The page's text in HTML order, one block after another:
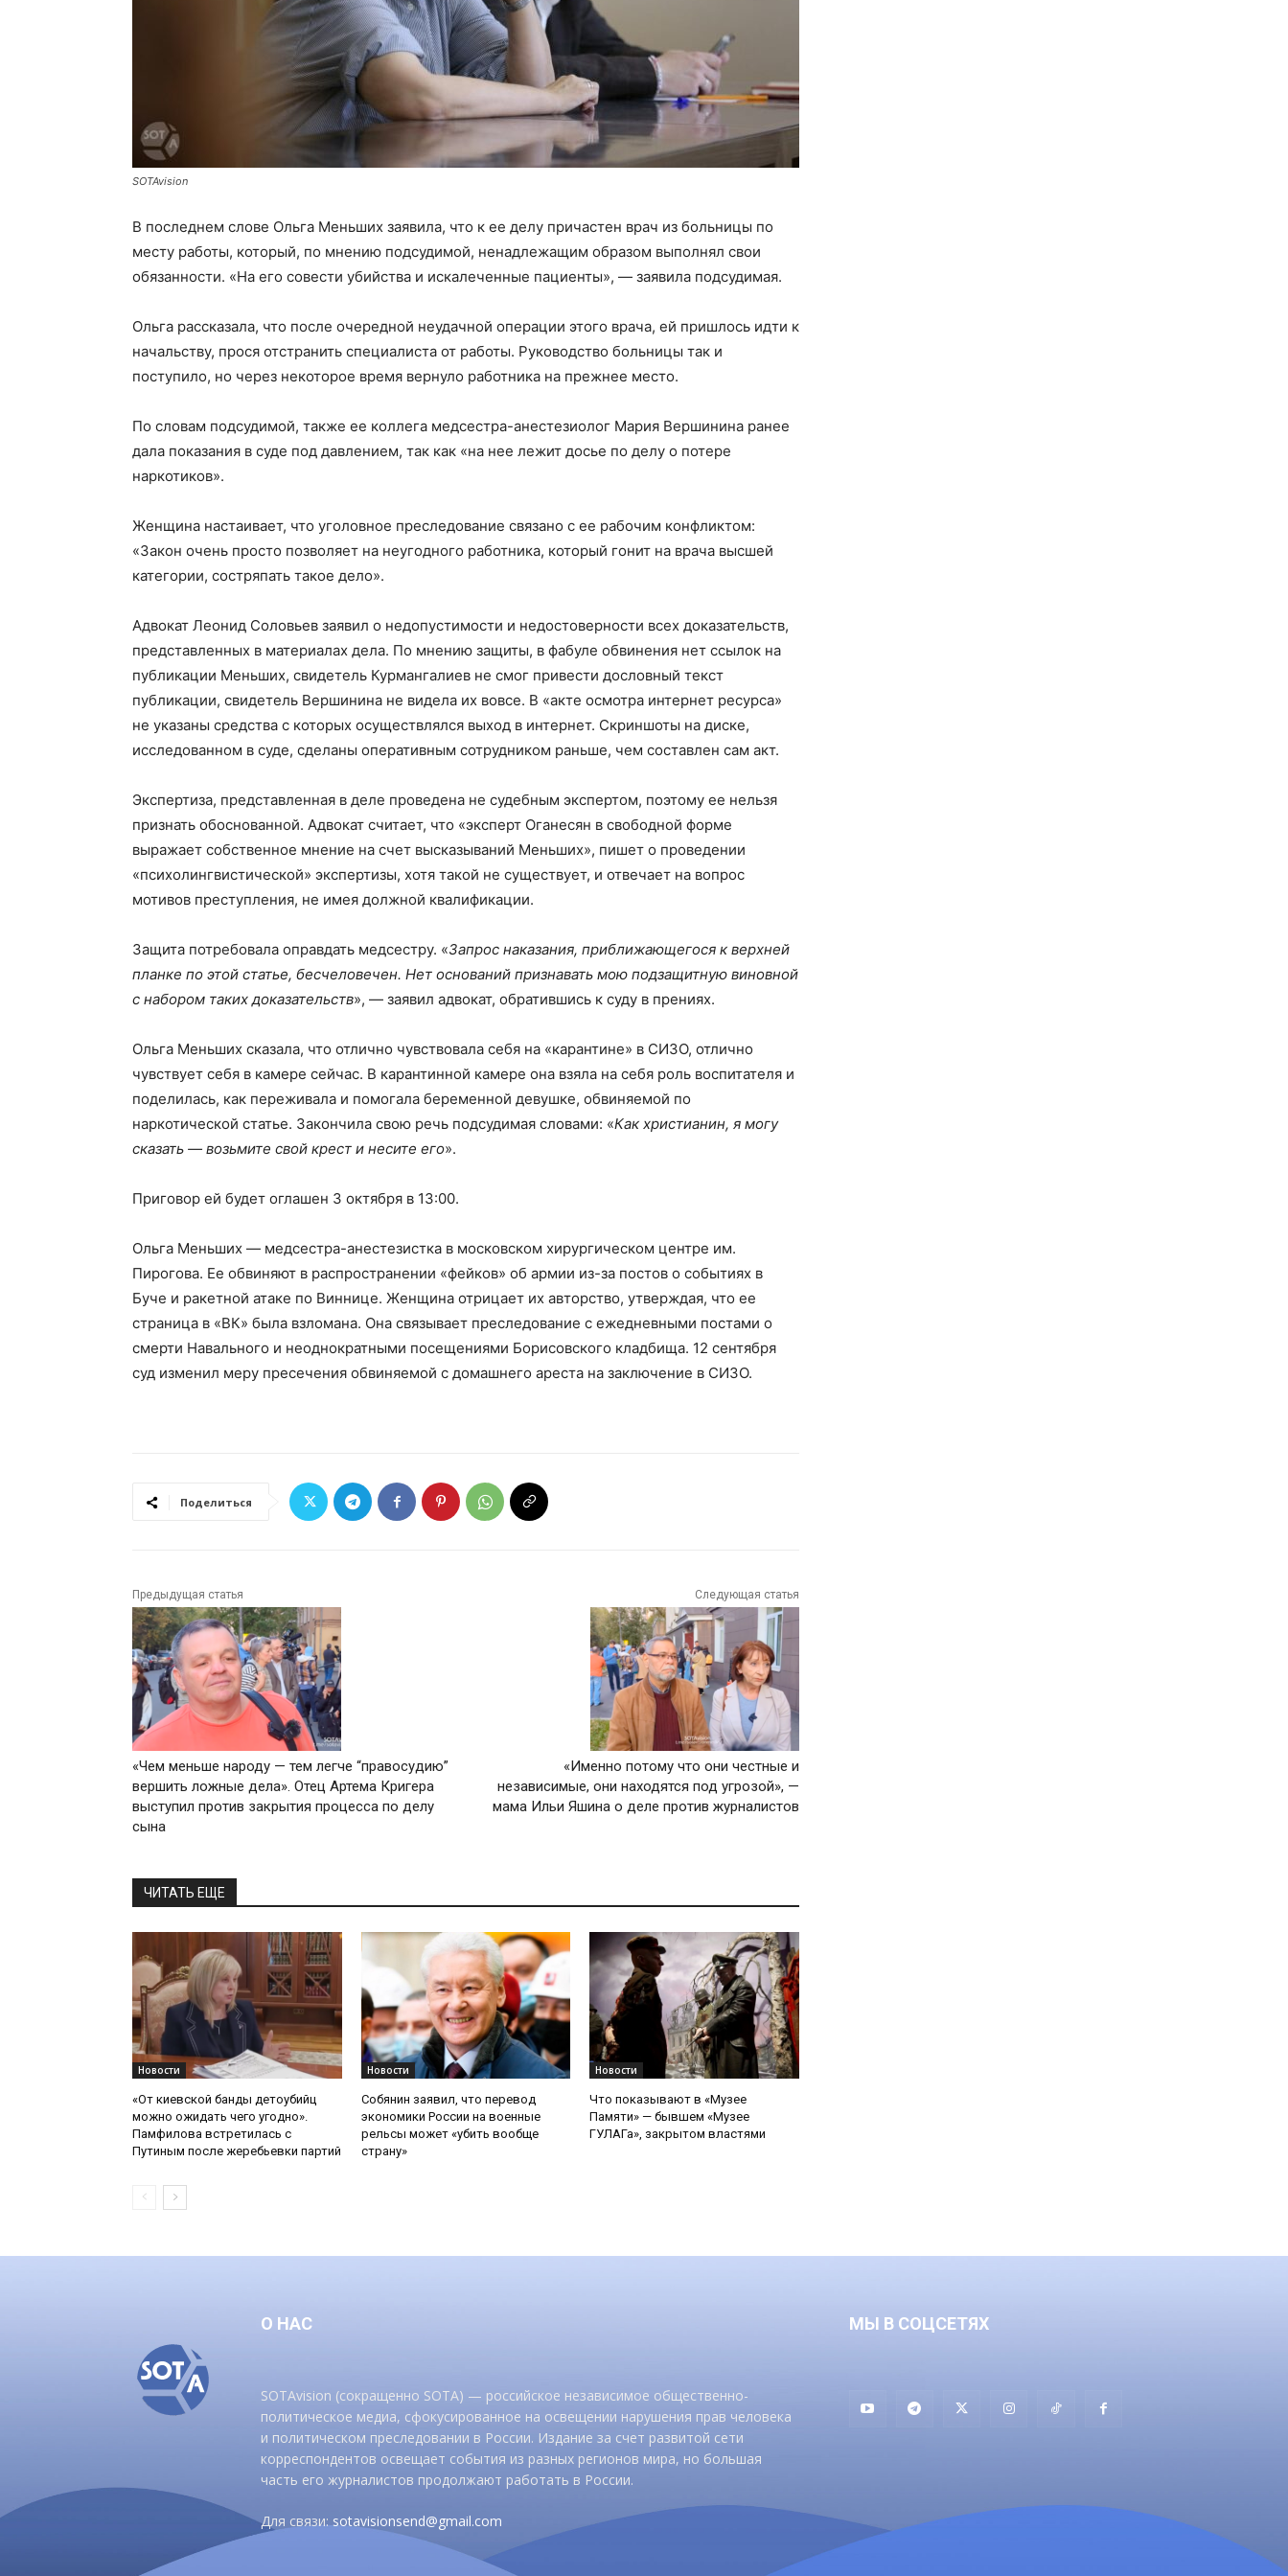
SOTAvision
В последнем слове Ольга Меньших заявила, что к ее делу причастен врач из больницы по
месту работы, который, по мнению подсудимой, ненадлежащим образом выполнял свои
обязанности. «На его совести убийства и искалеченные пациенты», — заявила подсудимая.
Ольга рассказала, что после очередной неудачной операции этого врача, ей пришлось идти к
начальству, прося отстранить специалиста от работы. Руководство больницы так и
поступило, но через некоторое время вернуло работника на прежнее место.
По словам подсудимой, также ее коллега медсестра-анестезиолог Мария Вершинина ранее
дала показания в суде под давлением, так как «на нее лежит досье по делу о потере
наркотиков».
Женщина настаивает, что уголовное преследование связано с ее рабочим конфликтом:
«Закон очень просто позволяет на неугодного работника, который гонит на врача высшей
категории, состряпать такое дело».
Адвокат Леонид Соловьев заявил о недопустимости и недостоверности всех доказательств,
представленных в материалах дела. По мнению защиты, в фабуле обвинения нет ссылок на
публикации Меньших, свидетель Курмангалиев не смог привести дословный текст
публикации, свидетель Вершинина не видела их вовсе. В «акте осмотра интернет ресурса»
не указаны средства с которых осуществлялся выход в интернет. Скриншоты на диске,
исследованном в суде, сделаны оперативным сотрудником раньше, чем составлен сам акт.
Экспертиза, представленная в деле проведена не судебным экспертом, поэтому ее нельзя
признать обоснованной. Адвокат считает, что «эксперт Оганесян в свободной форме
выражает собственное мнение на счет высказываний Меньших», пишет о проведении
«психолингвистической» экспертизы, хотя такой не существует, и отвечает на вопрос
мотивов преступления, не имея должной квалификации.
Защита потребовала оправдать медсестру. «Запрос наказания, приближающегося к верхней
планке по этой статье, бесчеловечен. Нет оснований признавать мою подзащитную виновной
с набором таких доказательств», — заявил адвокат, обратившись к суду в прениях.
Ольга Меньших сказала, что отлично чувствовала себя на «карантине» в СИЗО, отлично
чувствует себя в камере сейчас. В карантинной камере она взяла на себя роль воспитателя и
поделилась, как переживала и помогала беременной девушке, обвиняемой по
наркотической статье. Закончила свою речь подсудимая словами: «Как христианин, я могу
сказать — возьмите свой крест и несите его».
Приговор ей будет оглашен 3 октября в 13:00.
Ольга Меньших — медсестра-анестезистка в московском хирургическом центре им.
Пирогова. Ее обвиняют в распространении «фейков» об армии из-за постов о событиях в
Буче и ракетной атаке по Виннице. Женщина отрицает их авторство, утверждая, что ее
страница в «ВК» была взломана. Она связывает преследование с ежедневными постами о
смерти Навального и неоднократными посещениями Борисовского кладбища. 12 сентября
суд изменил меру пресечения обвиняемой с домашнего ареста на заключение в СИЗО.
Поделиться
Предыдущая статья
«Чем меньше народу — тем легче “правосудию”
вершить ложные дела». Отец Артема Кригера
выступил против закрытия процесса по делу
сына
Следующая статья
«Именно потому что они честные и
независимые, они находятся под угрозой», —
мама Ильи Яшина о деле против журналистов
ЧИТАТЬ ЕЩЕ
Новости
«От киевской банды детоубийц
можно ожидать чего угодно».
Памфилова встретилась с
Путиным после жеребьевки партий
Новости
Собянин заявил, что перевод
экономики России на военные
рельсы может «убить вообще
страну»
Новости
Что показывают в «Музее
Памяти» — бывшем «Музее
ГУЛАГа», закрытом властями
О НАС
SOTAvision (сокращенно SOTA) — российское независимое общественно-
политическое медиа, сфокусированное на освещении нарушения прав человека
и политическом преследовании в России. Издание за счет развитой сети
корреспондентов освещает события из разных регионов мира, но большая
часть его журналистов продолжают работать в России.
Для связи:sotavisionsend@gmail.com
МЫ В СОЦСЕТЯХ